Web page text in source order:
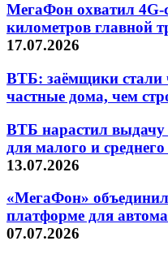
МегаФон охватил 4G-
километров главной
17.07.2026
ВТБ: заёмщики стали
частные дома, чем
ВТБ нарастил выдачу
для малого и
13.07.2026
«МегаФон»
платформе для
07.07.2026